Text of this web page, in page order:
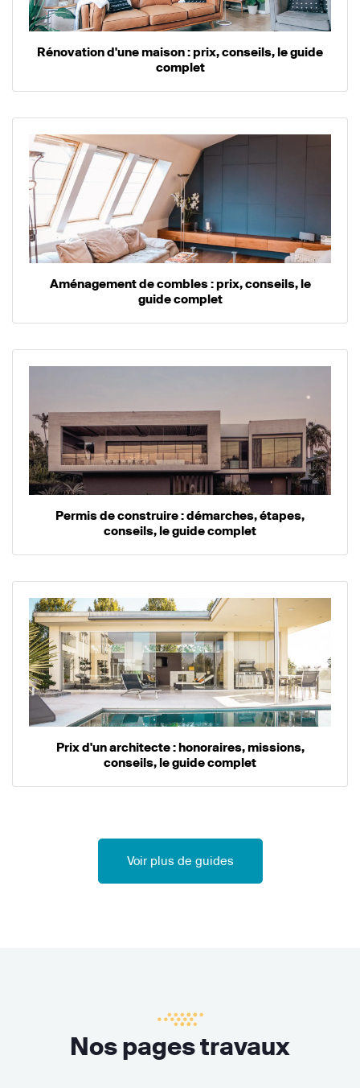
Rénovation d'une maison : prix, conseils, le guide
complet
Aménagement de combles : prix, conseils, le
guide complet
Permis de construire : démarches, étapes,
conseils, le guide complet
Prix d'un architecte : honoraires, missions,
conseils, le guide complet
Voir plus de guides
Nos pages travaux